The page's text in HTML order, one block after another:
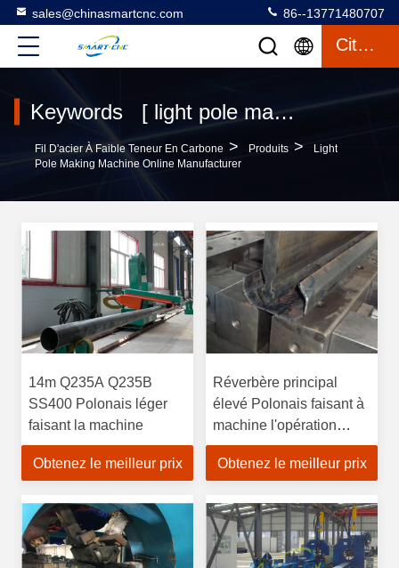
sales@chinasmartcnc.com 86--13771480707
Citation
Keywords [ light pole making machine ] Match 20 produits
Fil D'acier À Faible Teneur En Carbone > Produits >
Light
Pole Making Machine Online Manufacturer
14m Q235A Q235B
SS400 Polonais léger
faisant la machine
Obtenez le meilleur prix
Réverbère principal
élevé Polonais faisant à
machine l'opération
fiable économiseuse
d'énergie
Obtenez le meilleur prix